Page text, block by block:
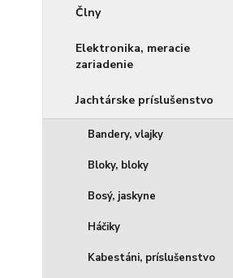
Člny
Elektronika, meracie
zariadenie
Jachtárske príslušenstvo
Bandery, vlajky
Bloky, bloky
Bosý, jaskyne
Háčiky
Kabestáni, príslušenstvo